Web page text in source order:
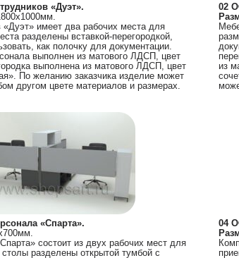
«Дуэт».
имеет два рабочих места для
разделены вставкой-перегородкой,
как полочку для документации.
выполнен из матового ЛДСП, цвет
выполнена из матового ЛДСП, цвет
По желанию заказчика изделие может
другом цвете материалов и размерах.
02
из
«Спарта».
состоит из двух рабочих мест для
разделены открытой тумбой с
04